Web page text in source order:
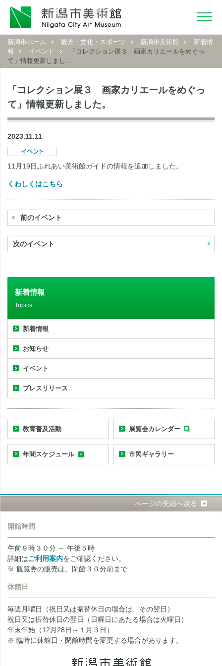
新潟市ホーム 観光・文化・スポーツ 新潟市美術館
新着情
報
イベント
「コレクション展３ 画家カリエールをめぐっ
て」情報更新しまし...
「コレクション展３ 画家カリエールをめぐっ
て」情報更新しました。
2023.11.11
11月19日ふれあい美術館ガイドの情報を追加しました。
くわしくはこちら
前のイベント
次のイベント
新着情報
Topics
新着情報
お知らせ
イベント
プレスリリース
教育普及活動 展覧会カレンダー
年間スケジュール 市民ギャラリー
ページの先頭へ戻る
開館時間
午前９時３０分 ～ 午後５時
詳細はご利用案内をご確認ください。
※ 観覧券の販売は、閉館３０分前まで
休館日
毎週月曜日（祝日又は振替休日の場合は、その翌日）
祝日又は振替休日の翌日（日曜日にあたる場合は火曜日）
年末年始（12月28日～１月３日）
※ 臨時に休館日・閉館時間を変更する場合があります。